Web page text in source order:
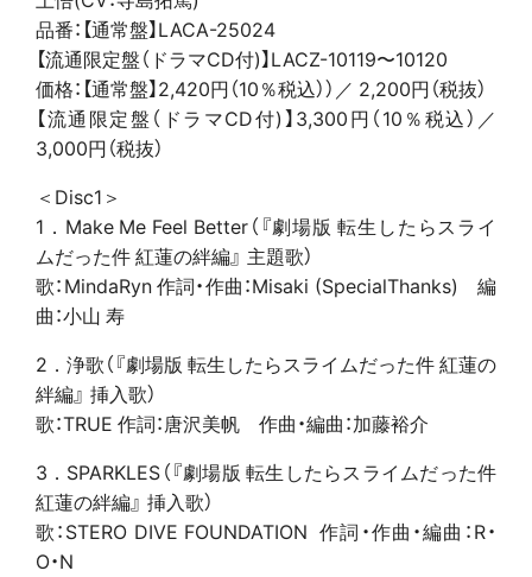
品番：【通常盤】LACA-25024
【流通限定盤（ドラマCD付)】LACZ-10119〜10120
価格：【通常盤】2,420円（10％税込））／ 2,200円（税抜）
【流通限定盤（ドラマCD付)】3,300円（10％税込）／
3,000円（税抜）
＜Disc1＞
1．Make Me Feel Better（『劇場版 転生したらスライ
ムだった件 紅蓮の絆編』 主題歌）
歌：MindaRyn 作詞・作曲：Misaki (SpecialThanks) 編
曲：小山 寿
2．浄歌（『劇場版 転生したらスライムだった件 紅蓮の
絆編』 挿入歌）
歌：TRUE 作詞：唐沢美帆 作曲・編曲：加藤裕介
3．SPARKLES（『劇場版 転生したらスライムだった件
紅蓮の絆編』 挿入歌）
歌：STERO DIVE FOUNDATION 作詞・作曲・編曲：R・
O・N